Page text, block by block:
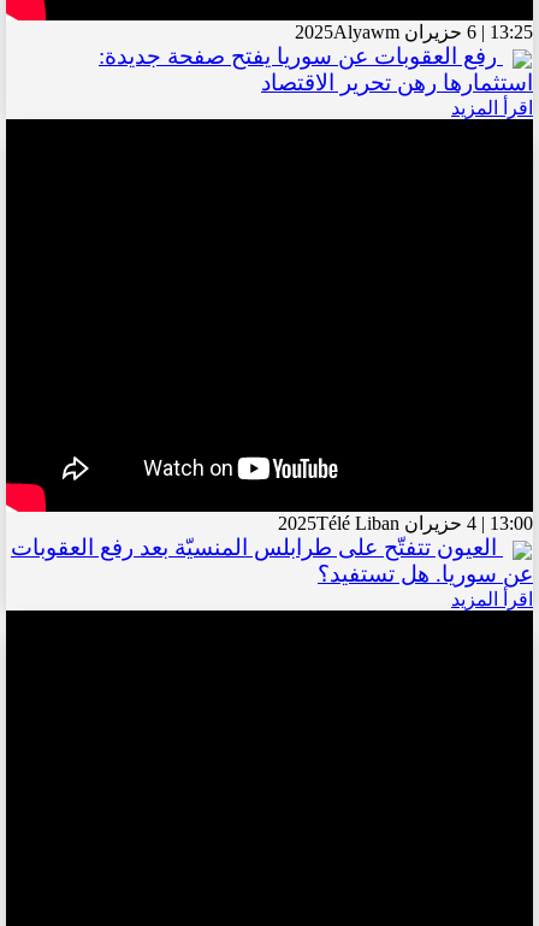
13:25 | 6 حزيران 2025 Alyawm
رفع العقوبات عن سوريا يفتح صفحة جديدة:
استثمارها رهن تحرير الاقتصاد
اقرأ المزيد
13:00 | 4 حزيران 2025 Télé Liban
العيون تتفتّح على طرابلس المنسيّة بعد رفع العقوبات
عن سوريا. هل تستفيد؟
اقرأ المزيد